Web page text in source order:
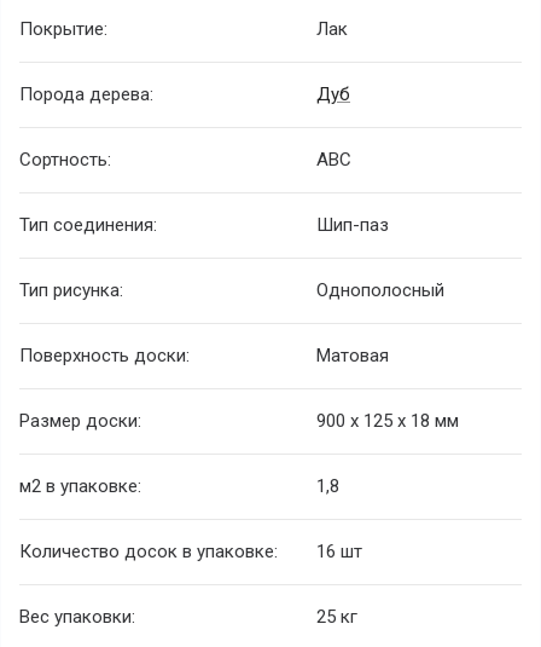
Покрытие: Лак
Порода дерева: Дуб
Сортность: ABC
Тип соединения: Шип-паз
Тип рисунка: Однополосный
Поверхность доски: Матовая
Размер доски: 900 х 125 х 18 мм
м2 в упаковке: 1,8
Количество досок в упаковке: 16 шт
Вес упаковки: 25 кг